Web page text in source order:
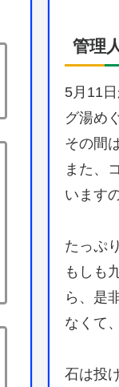
管理
5月11
グ湯め
その間
また、
います
たっぷ
もしも
ら、是
なくて
石は投